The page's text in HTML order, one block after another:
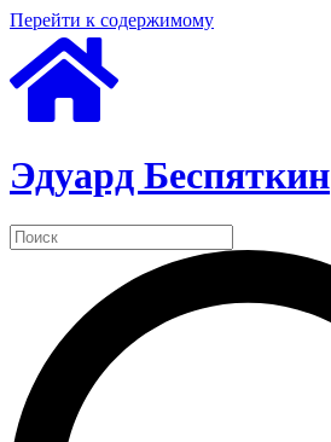
Перейти к содержимому
Эдуард Беспяткин